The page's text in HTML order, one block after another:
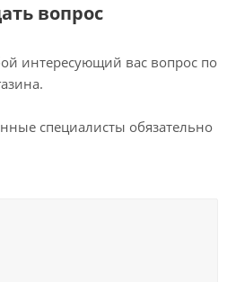
вопрос
интересующий вас вопрос по
специалисты обязательно